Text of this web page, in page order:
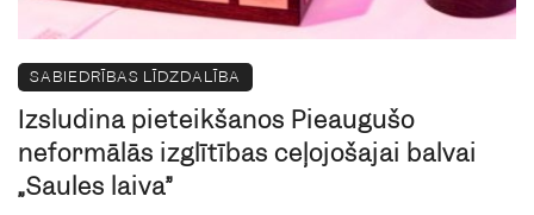
SABIEDRĪBAS LĪDZDALĪBA
Izsludina pieteikšanos Pieaugušo
neformālās izglītības ceļojošajai balvai
„Saules laiva”